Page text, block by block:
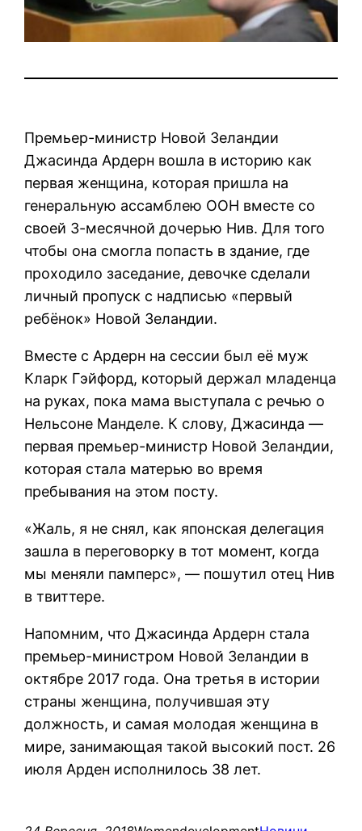
Премьер-министр Новой Зеландии
Джасинда Ардерн вошла в историю как
первая женщина, которая пришла на
генеральную ассамблею ООН вместе со
своей 3-месячной дочерью Нив. Для того
чтобы она смогла попасть в здание, где
проходило заседание, девочке сделали
личный пропуск с надписью «первый
ребёнок» Новой Зеландии.
Вместе с Ардерн на сессии был её муж
Кларк Гэйфорд, который держал младенца
на руках, пока мама выступала с речью о
Нельсоне Манделе. К слову, Джасинда —
первая премьер-министр Новой Зеландии,
которая стала матерью во время
пребывания на этом посту.
«Жаль, я не снял, как японская делегация
зашла в переговорку в тот момент, когда
мы меняли памперс», — пошутил отец Нив
в твиттере.
Напомним, что Джасинда Ардерн стала
премьер-министром Новой Зеландии в
октябре 2017 года. Она третья в истории
страны женщина, получившая эту
должность, и самая молодая женщина в
мире, занимающая такой высокий пост. 26
июля Арден исполнилось 38 лет.